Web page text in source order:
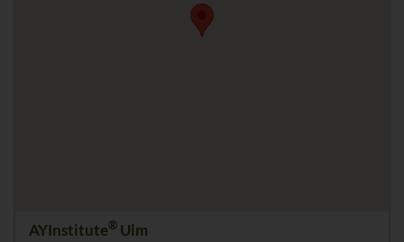
AYInstitute® Ulm